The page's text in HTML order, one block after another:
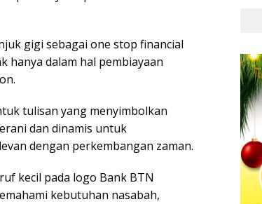
gigi sebagai one stop financial
dalam hal pembiayaan
tulisan yang menyimbolkan
dan dinamis untuk
dengan perkembangan zaman.
kecil pada logo Bank BTN
kebutuhan nasabah,